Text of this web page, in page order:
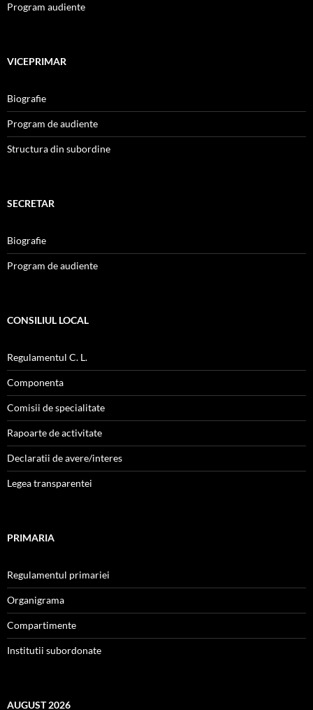
Program audiente
VICEPRIMAR
Biografie
Program de audiente
Structura din subordine
SECRETAR
Biografie
Program de audiente
CONSILIUL LOCAL
Regulamentul C. L.
Componenta
Comisii de specialitate
Rapoarte de activitate
Declaratii de avere/interes
Legea transparentei
PRIMARIA
Regulamentul primariei
Organigrama
Compartimente
Institutii subordonate
AUGUST 2026